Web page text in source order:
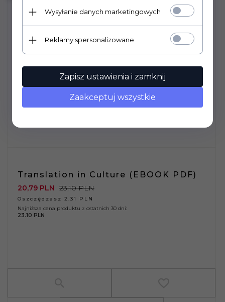
Translation in Culture (EBOOK PDF)
20,79 PLN 23,10 PLN
Oszczędzasz 2.31 PLN
Najniższa cena produktu z ostatnich 30 dni:
23.10 PLN
Wysyłanie danych marketingowych
Reklamy spersonalizowane
Zapisz ustawienia i zamknij
Zaakceptuj wszystkie